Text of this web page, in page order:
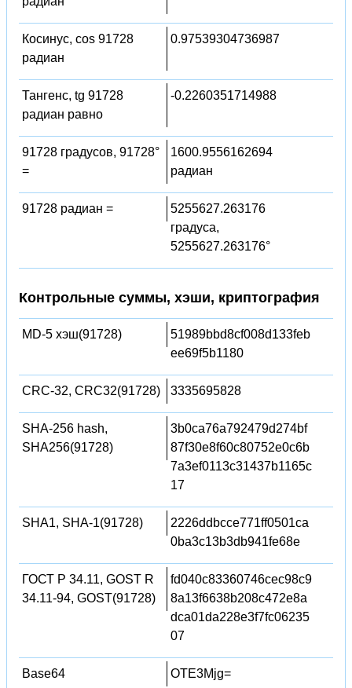
Косинус, cos 91728
радиан
0.97539304736987
Тангенс, tg 91728
радиан равно
-0.2260351714988
91728 градусов, 91728°
=
1600.9556162694
радиан
91728 радиан =
5255627.263176
градуса,
5255627.263176°
Контрольные суммы, хэши, криптография
MD-5 хэш(91728)
51989bbd8cf008d133feb
ee69f5b1180
CRC-32, CRC32(91728) 3335695828
SHA-256 hash,
SHA256(91728)
3b0ca76a792479d274bf
87f30e8f60c80752e0c6b
7a3ef0113c31437b1165c
17
SHA1, SHA-1(91728)
2226ddbcce771ff0501ca
0ba3c13b3db941fe68e
ГОСТ Р 34.11, GOST R
34.11-94, GOST(91728)
fd040c83360746cec98c9
8a13f6638b208c472e8a
dca01da228e3f7fc06235
07
Base64 OTE3Mjg=